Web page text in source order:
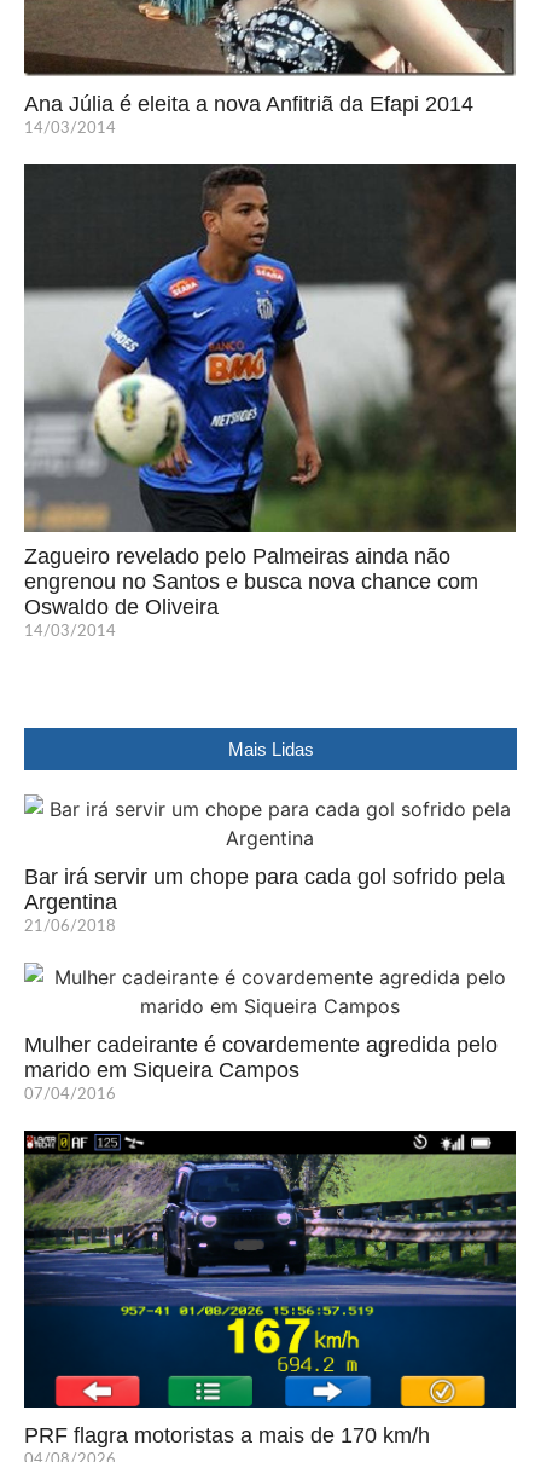
Ana Júlia é eleita a nova Anfitriã da Efapi 2014
14/03/2014
Zagueiro revelado pelo Palmeiras ainda não
engrenou no Santos e busca nova chance com
Oswaldo de Oliveira
14/03/2014
Mais Lidas
Bar irá servir um chope para cada gol sofrido pela
Argentina
21/06/2018
Mulher cadeirante é covardemente agredida pelo
marido em Siqueira Campos
07/04/2016
PRF flagra motoristas a mais de 170 km/h